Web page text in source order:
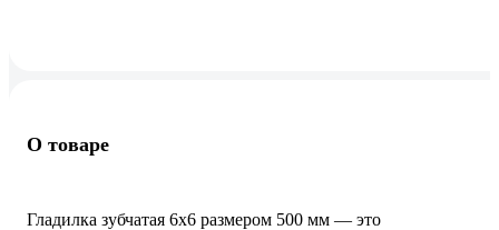
О товаре
Гладилка зубчатая 6х6 размером 500 мм — это